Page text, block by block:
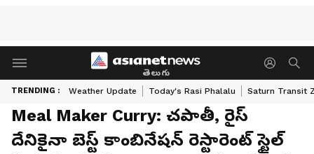
తెలుగు
TRENDING : Weather Update Today's Rasi Phalalu Saturn Transit
Meal Maker Curry: చపాతీ, రైస్
దేనికైనా బెస్ట్ కాంబినేషన్ రెస్టారెంట్ స్టైల్